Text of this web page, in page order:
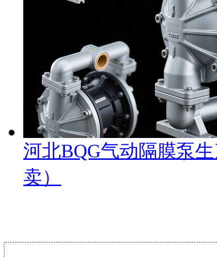
河北BQG气动隔膜泵
卖）